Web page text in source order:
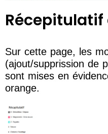
Sur cette page, les
(ajout/supprission de
sont mises en
orange.